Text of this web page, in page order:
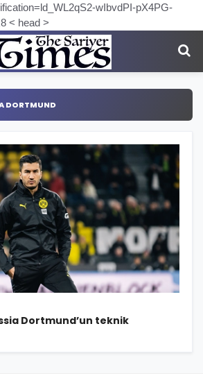
wIbvdPI-pX4PG-
< head >
DORTMUND
Dortmund’un teknik